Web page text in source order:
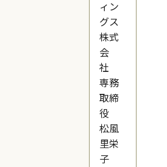
ィン
グス
株式
会
社
専務
取締
役
松風
里栄
子